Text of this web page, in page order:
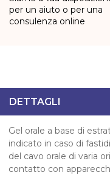
per un aiuto o per una
consulenza online
DETTAGLI
Gel orale a base di
indicato in caso di
del cavo orale di varia
contatto con